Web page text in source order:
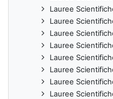
Lauree
Lauree
Lauree
Lauree
Lauree
Lauree
Lauree
Lauree